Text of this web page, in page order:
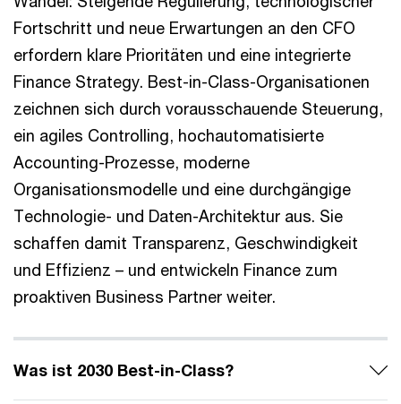
Fortschritt und neue Erwartungen an den CFO
erfordern klare Prioritäten und eine integrierte
Finance Strategy. Best-in-Class-Organisationen
zeichnen sich durch vorausschauende Steuerung,
ein agiles Controlling, hochautomatisierte
Accounting-Prozesse, moderne
Organisationsmodelle und eine durchgängige
Technologie- und Daten-Architektur aus. Sie
schaffen damit Transparenz, Geschwindigkeit
und Effizienz – und entwickeln Finance zum
proaktiven Business Partner weiter.
Was ist 2030 Best-in-Class?